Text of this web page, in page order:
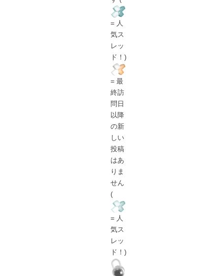
= 人
気ス
レッ
ド！)
= 最
終訪
問日
以降
の新
しい
投稿
はあ
りま
せん
(
= 人
気ス
レッ
ド！)